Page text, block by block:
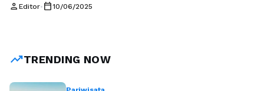
Daerah Pemilihan Jawa Barat VIII, Daniel berhasil meraih
seorang politikus dapat berinteraksi dan …
person Editor• calendar_today10/06/2025
trending_upTRENDING NOW